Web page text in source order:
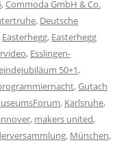
,Commoda GmbH & Co.
, Deutsche
Easterhegg, Easterhegg
, Esslingen-
50+1,
,Gutach
, Karlsruhe,
, makers united,
, München,